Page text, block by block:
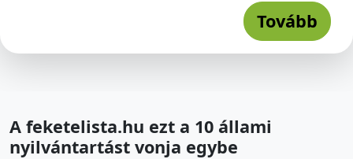
Tovább
A feketelista.hu ezt a 10 állami
nyilvántartást vonja egybe